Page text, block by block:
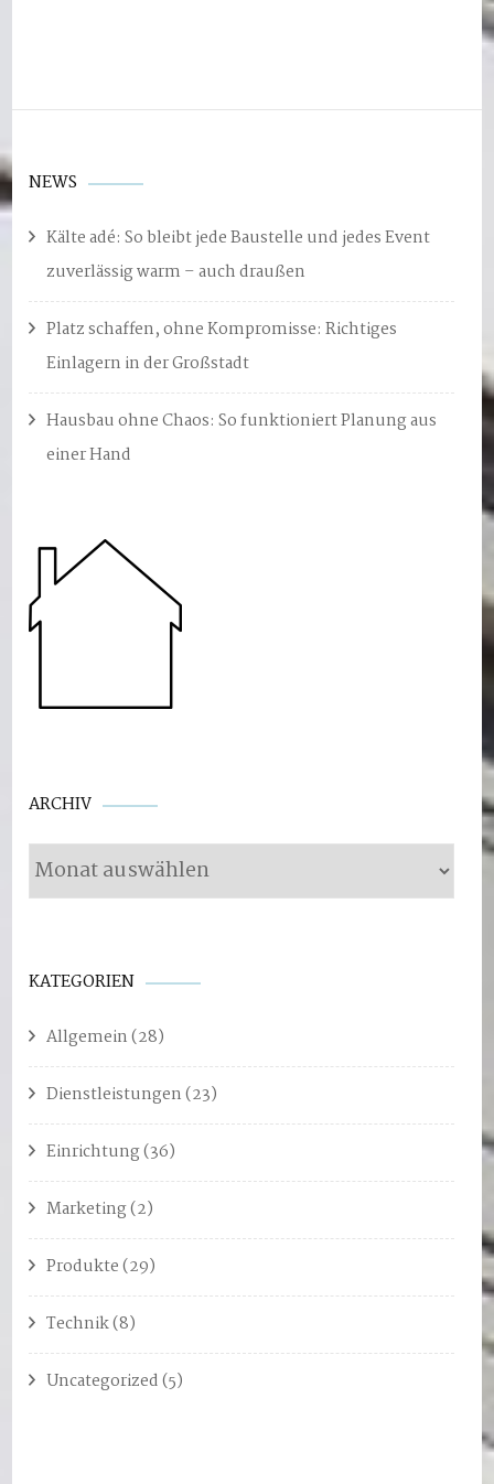
NEWS
Kälte adé: So bleibt jede Baustelle und jedes Event
zuverlässig warm – auch draußen
Platz schaffen, ohne Kompromisse: Richtiges
Einlagern in der Großstadt
Hausbau ohne Chaos: So funktioniert Planung aus
einer Hand
ARCHIV Archiv
KATEGORIEN
Allgemein(28)
Dienstleistungen(23)
Einrichtung(36)
Marketing(2)
Produkte(29)
Technik(8)
Uncategorized(5)